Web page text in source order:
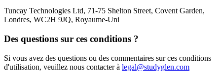
Tuncay Technologies Ltd, 71-75 Shelton Street, Covent Garden,
Londres, WC2H 9JQ, Royaume-Uni
Des questions sur ces conditions ?
Si vous avez des questions ou des commentaires sur ces conditions
d'utilisation, veuillez nous contacter à legal@studyglen.com